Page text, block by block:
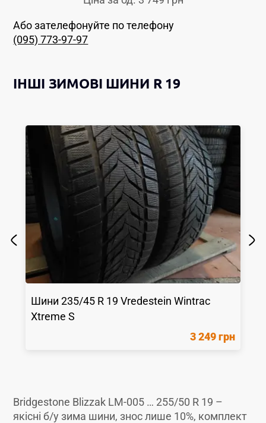
Або зателефонуйте по телефону
(095) 773-97-97
ІНШІ ЗИМОВІ ШИНИ R 19
Шини235/45 R 19 Vredestein Wintrac
Xtreme S
3 249 грн
Bridgestone Blizzak LM-005 … 255/50 R 19 –
якісні б/у зима шини, знос лише 10%, комплект